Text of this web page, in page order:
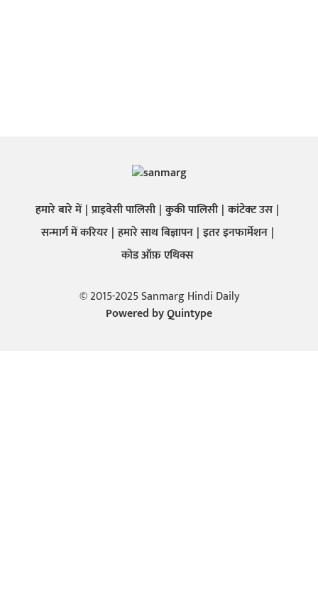
हमारे बारे में प्राइवेसी पालिसी कुकी पालिसी कांटेक्ट उस
सन्मार्ग में करियर हमारे साथ बिज्ञापन इतर इनफार्मेशन
कोड ऑफ़ एथिक्स
© 2015-2025 Sanmarg Hindi Daily
Powered byQuintype